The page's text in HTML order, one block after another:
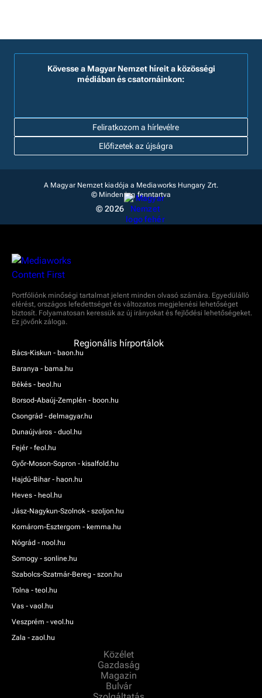
Feliratkozom a hírlevélre
Kövesse a Magyar Nemzet híreit a közösségi
médiában és csatornáinkon:
Előfizetek az újságra
A Magyar Nemzet kiadója a Mediaworks Hungary Zrt.
© Minden jog fenntartva
© 2026
Portfóliónk minőségi tartalmat jelent minden olvasó számára. Egyedülálló
elérést, országos lefedettséget és változatos megjelenési lehetőséget
biztosít. Folyamatosan keressük az új irányokat és fejlődési lehetőségeket.
Ez jövőnk záloga.
Regionális hírportálok
Bács-Kiskun - baon.hu
Baranya - bama.hu
Békés - beol.hu
Borsod-Abaúj-Zemplén - boon.hu
Csongrád - delmagyar.hu
Dunaújváros - duol.hu
Fejér - feol.hu
Győr-Moson-Sopron - kisalfold.hu
Hajdú-Bihar - haon.hu
Heves - heol.hu
Jász-Nagykun-Szolnok - szoljon.hu
Komárom-Esztergom - kemma.hu
Nógrád - nool.hu
Somogy - sonline.hu
Szabolcs-Szatmár-Bereg - szon.hu
Tolna - teol.hu
Vas - vaol.hu
Veszprém - veol.hu
Zala - zaol.hu
Közélet
Gazdaság
Magazin
Bulvár